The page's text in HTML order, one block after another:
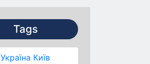
Tags
Україна Київ